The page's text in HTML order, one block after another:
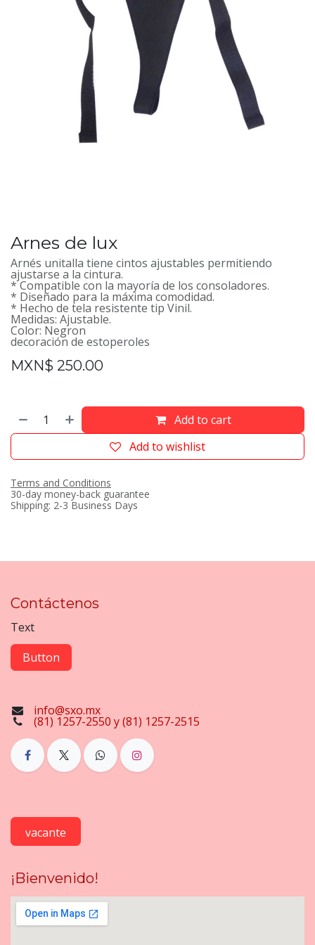
Arnes de lux
Arnés unitalla tiene cintos ajustables permitiendo
ajustarse a la cintura.
* Compatible con la mayoría de los consoladores.
* Diseñado para la máxima comodidad.
* Hecho de tela resistente tip Vinil.
Medidas: Ajustable.
Color: Negron
decoración de estoperoles
MXN$ 250.00
Add to cart
Add to wishlist
Terms and Conditions
30-day money-back guarantee
Shipping: 2-3 Business Days
Contáctenos
Text
Button
info@sxo.mx
(81) 1257-2550 y (81) 1257-2515
vacante
¡Bienvenido!